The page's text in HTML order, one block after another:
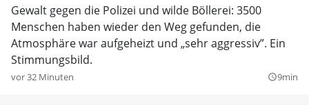
Gewalt gegen die Polizei und wilde Böllerei: 3500
Menschen haben wieder den Weg gefunden, die
Atmosphäre war aufgeheizt und „sehr aggressiv”. Ein
Stimmungsbild.
vor 32 Minuten query_builder9min